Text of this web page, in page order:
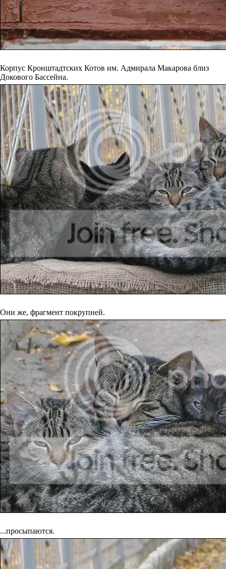
Корпус Кронштадтских Котов им. Адмирала Макарова близ
Докового Бассейна.
Они же, фрагмент покрупней.
...просыпаются.